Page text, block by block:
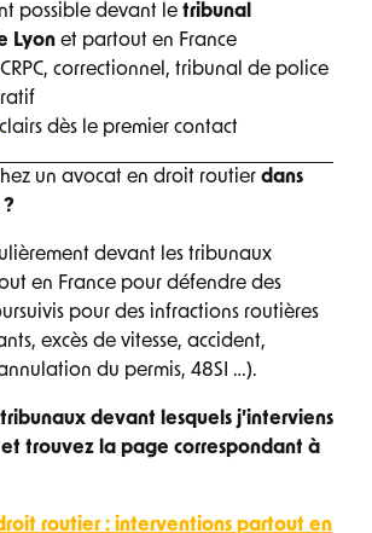
possible devant le tribunal
Lyon et partout en France
correctionnel, tribunal de police
clairs dès le premier contact
un avocat en droit routier dans
devant les tribunaux
en France pour défendre des
pour des infractions routières
excès de vitesse, accident,
du permis, 48SI …).
devant lesquels j’interviens
trouvez la page correspondant à
routier : interventions partout en